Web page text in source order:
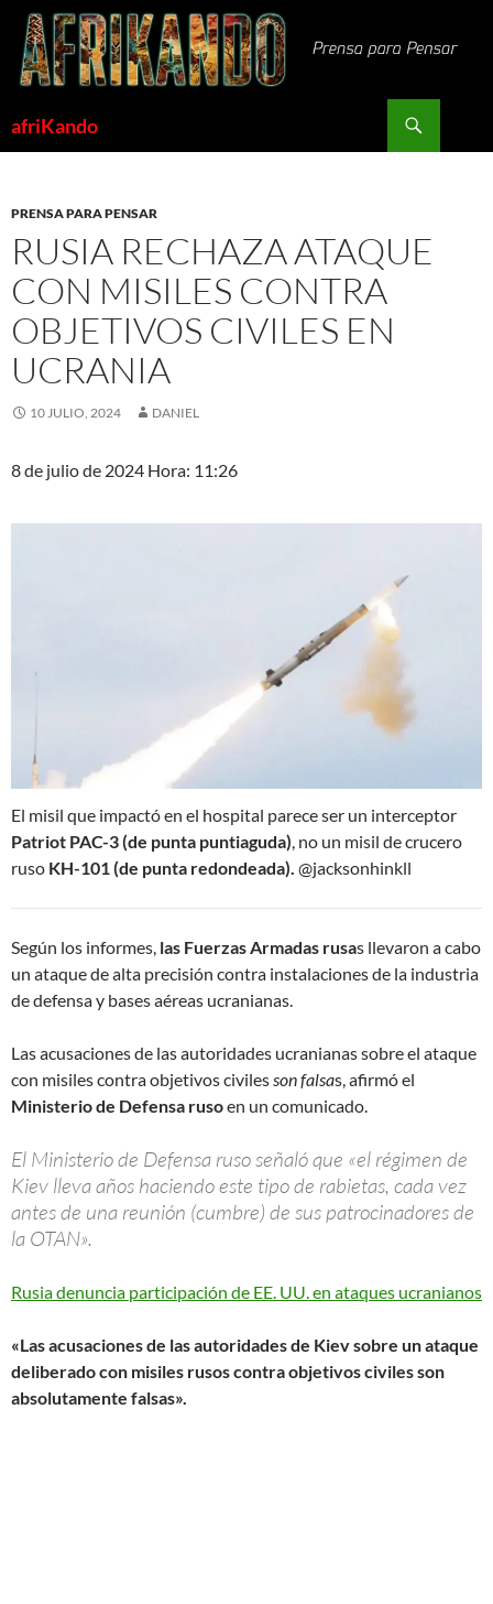
Saltar
contenido
afriKando
PRENSA PARA PENSAR
RUSIA RECHAZA ATAQUE
CON MISILES CONTRA
OBJETIVOS CIVILES EN
UCRANIA
10 JULIO, 2024 DANIEL
8 de julio de 2024 Hora: 11:26
El misil que impactó en el hospital parece ser un interceptor
Patriot PAC-3 (de punta puntiaguda) , no un misil de crucero
ruso KH-101 (de punta redondeada). @jacksonhinkll
Según los informes, las Fuerzas Armadas rusas llevaron a cabo
un ataque de alta precisión contra instalaciones de la industria
de defensa y bases aéreas ucranianas.
Las acusaciones de las autoridades ucranianas sobre el ataque
con misiles contra objetivos civiles son falsas, afirmó el
Ministerio de Defensa rusoen un comunicado.
El Ministerio de Defensa ruso señaló que «el régimen de
Kiev lleva años haciendo este tipo de rabietas, cada vez
antes de una reunión (cumbre) de sus patrocinadores de
la OTAN».
Rusia denuncia participación de EE. UU. en ataques ucranianos
«Las acusaciones de las autoridades de Kiev sobre un ataque
deliberado con misiles rusos contra objetivos civiles son
absolutamente falsas».